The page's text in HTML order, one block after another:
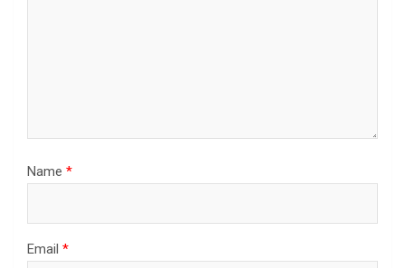
Name *
Email *